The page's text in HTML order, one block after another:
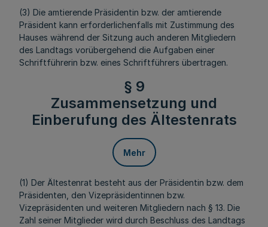
(3) Die amtierende Präsidentin bzw. der amtierende
Präsident kann erforderlichenfalls mit Zustimmung des
Hauses während der Sitzung auch anderen Mitgliedern
des Landtags vorübergehend die Aufgaben einer
Schriftführerin bzw. eines Schriftführers übertragen.
§ 9
Zusammensetzung und
Einberufung des Ältestenrats
Mehr
(1) Der Ältestenrat besteht aus der Präsidentin bzw. dem
Präsidenten, den Vizepräsidentinnen bzw.
Vizepräsidenten und weiteren Mitgliedern nach § 13. Die
Zahl seiner Mitglieder wird durch Beschluss des Landtags